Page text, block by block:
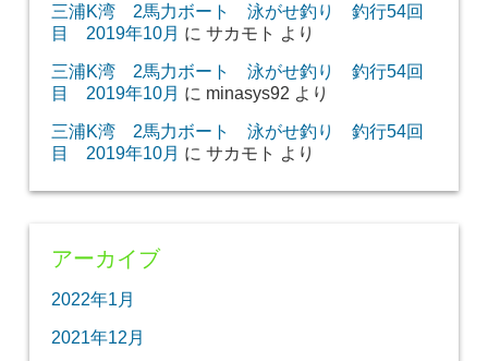
三浦K湾 2馬力ボート 泳がせ釣り 釣行54回
目 2019年10月 に サカモト より
三浦K湾 2馬力ボート 泳がせ釣り 釣行54回
目 2019年10月 に minasys92 より
三浦K湾 2馬力ボート 泳がせ釣り 釣行54回
目 2019年10月 に サカモト より
アーカイブ
2022年1月
2021年12月